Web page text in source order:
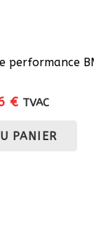
performance
€Le
actuel
TVAC
PANIER